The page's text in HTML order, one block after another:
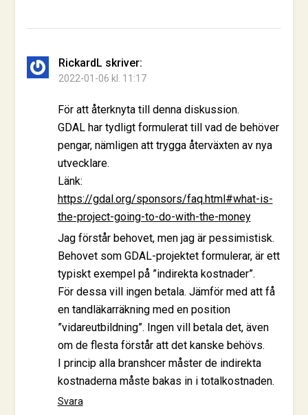
RickardL skriver:
2022-01-06 kl. 11:17
För att återknyta till denna diskussion.
GDAL har tydligt formulerat till vad de behöver
pengar, nämligen att trygga återväxten av nya
utvecklare.
Länk:
https://gdal.org/sponsors/faq.html#what-is-
the-project-going-to-do-with-the-money
Jag förstår behovet, men jag är pessimistisk.
Behovet som GDAL-projektet formulerar, är ett
typiskt exempel på ”indirekta kostnader”.
För dessa vill ingen betala. Jämför med att få
en tandläkarräkning med en position
”vidareutbildning”. Ingen vill betala det, även
om de flesta förstår att det kanske behövs.
I princip alla branshcer måster de indirekta
kostnaderna måste bakas in i totalkostnaden.
Svara